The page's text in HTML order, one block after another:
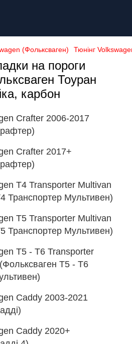
(Фольксваген) Тюнінг
на пороги
Тоуран
карбон
Crafter 2006-2017
Crafter 2017+
T4 Transporter Multivan
Транспортер Мультивен)
T5 Transporter Multivan
Транспортер Мультивен)
T5 - T6 Transporter
Т5 - Т6
Caddy 2003-2021
Caddy 2020+